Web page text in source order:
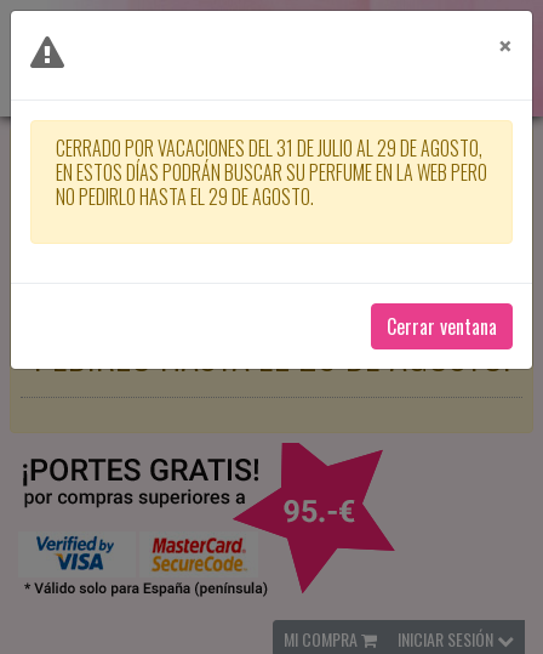
CERRADO POR VACACIONES DEL 31
DE JULIO AL 29 DE AGOSTO, EN
ESTOS DÍAS PODRÁN BUSCAR SU
PERFUME EN LA WEB PERO NO
PEDIRLO HASTA EL 29 DE AGOSTO.
MI COMPRA INICIAR SESIÓN
×
CERRADO POR VACACIONES DEL 31 DE JULIO AL 29 DE AGOSTO,
EN ESTOS DÍAS PODRÁN BUSCAR SU PERFUME EN LA WEB PERO
NO PEDIRLO HASTA EL 29 DE AGOSTO.
Cerrar ventana